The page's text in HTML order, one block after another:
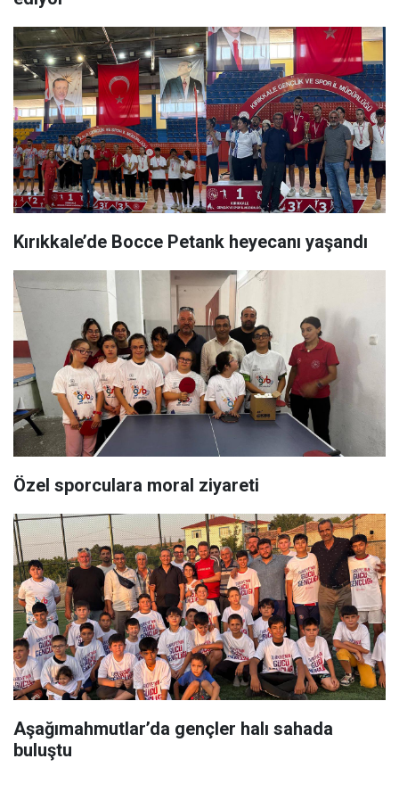
Kırıkkale’de Bocce Petank heyecanı yaşandı
Özel sporculara moral ziyareti
Aşağımahmutlar’da gençler halı sahada
buluştu